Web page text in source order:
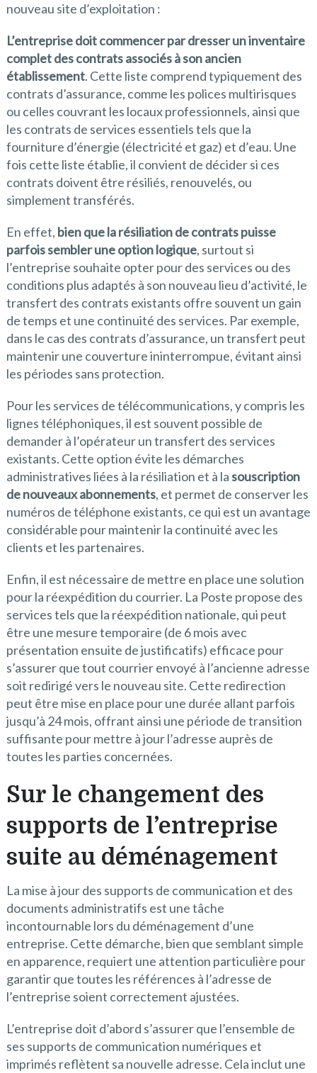
nouveau site d’exploitation :
L’entreprise doit commencer par dresser un inventaire
complet des contrats associés à son ancien
établissement. Cette liste comprend typiquement des
contrats d’assurance, comme les polices multirisques
ou celles couvrant les locaux professionnels, ainsi que
les contrats de services essentiels tels que la
fourniture d’énergie (électricité et gaz) et d’eau. Une
fois cette liste établie, il convient de décider si ces
contrats doivent être résiliés, renouvelés, ou
simplement transférés.
En effet, bien que la résiliation de contrats puisse
parfois sembler une option logique, surtout si
l’entreprise souhaite opter pour des services ou des
conditions plus adaptés à son nouveau lieu d’activité, le
transfert des contrats existants offre souvent un gain
de temps et une continuité des services. Par exemple,
dans le cas des contrats d’assurance, un transfert peut
maintenir une couverture ininterrompue, évitant ainsi
les périodes sans protection.
Pour les services de télécommunications, y compris les
lignes téléphoniques, il est souvent possible de
demander à l’opérateur un transfert des services
existants. Cette option évite les démarches
administratives liées à la résiliation et à lasouscription
de nouveaux abonnements, et permet de conserver les
numéros de téléphone existants, ce qui est un avantage
considérable pour maintenir la continuité avec les
clients et les partenaires.
Enfin, il est nécessaire de mettre en place une solution
pour la réexpédition du courrier. La Poste propose des
services tels que la réexpédition nationale, qui peut
être une mesure temporaire (de 6 mois avec
présentation ensuite de justificatifs) efficace pour
s’assurer que tout courrier envoyé à l’ancienne adresse
soit redirigé vers le nouveau site. Cette redirection
peut être mise en place pour une durée allant parfois
jusqu’à 24 mois, offrant ainsi une période de transition
suffisante pour mettre à jour l’adresse auprès de
toutes les parties concernées.
Sur le changement des
supports de l’entreprise
suite au déménagement
La mise à jour des supports de communication et des
documents administratifs est une tâche
incontournable lors du déménagement d’une
entreprise. Cette démarche, bien que semblant simple
en apparence, requiert une attention particulière pour
garantir que toutes les références à l’adresse de
l’entreprise soient correctement ajustées.
L’entreprise doit d’abord s’assurer que l’ensemble de
ses supports de communication numériques et
imprimés reflètent sa nouvelle adresse. Cela inclut une